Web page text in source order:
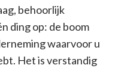
behoorlijk
ding op: de boom
waarvoor u
Het is verstandig